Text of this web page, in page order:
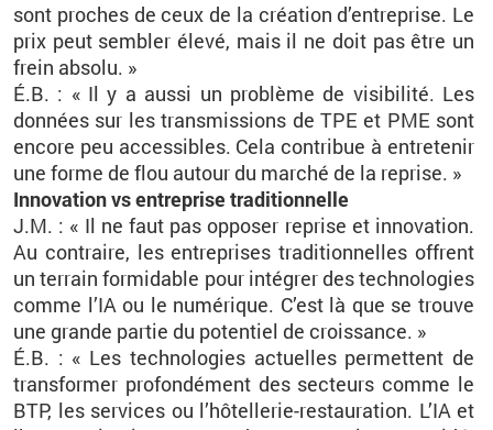
sont proches de ceux de la créa­tion d’en­tre­prise. Le
prix peut sem­bler élevé, mais il ne doit pas être un
frein ab­solu. »
É.B. : « Il y a aussi un pro­blème de vi­si­bi­lité. Les
don­nées sur les trans­mis­sions de TPE et PME sont
en­core peu ac­ces­sibles. Cela contri­bue à en­tre­te­nir
une forme de flou au­tour du mar­ché de la re­prise. »
In­no­va­tion vs en­tre­prise tra­di­tion­nelle
J.M. : « Il ne faut pas op­po­ser re­prise et in­no­va­tion.
Au contraire, les en­tre­prises tra­di­tion­nelles offrent
un ter­rain for­mi­dable pour in­té­grer des tech­no­lo­gies
comme l’IA ou le nu­mé­rique. C’est là que se trouve
une grande par­tie du po­ten­tiel de crois­sance. »
É.B. : « Les tech­no­lo­gies ac­tuelles per­mettent de
trans­for­mer pro­fon­dé­ment des sec­teurs comme le
BTP, les ser­vices ou l’hô­tel­le­rie-res­tau­ra­tion. L’IA et